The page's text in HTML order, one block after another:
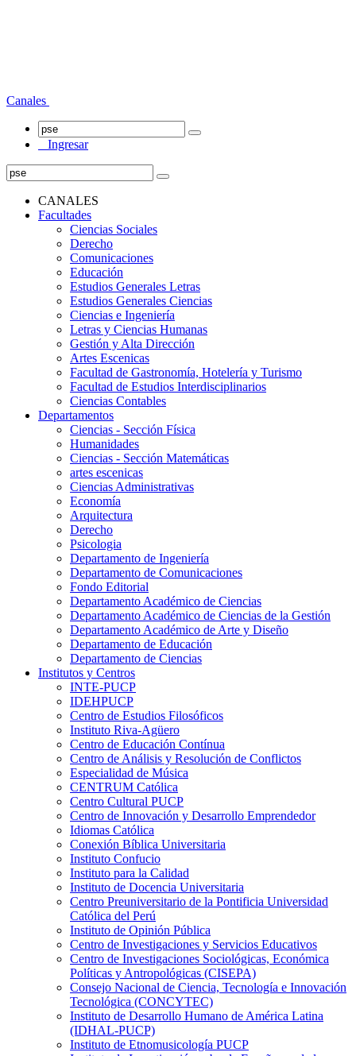
Canales
Ingresar
CANALES
Facultades
Ciencias Sociales
Derecho
Comunicaciones
Educación
Estudios Generales Letras
Estudios Generales Ciencias
Ciencias e Ingeniería
Letras y Ciencias Humanas
Gestión y Alta Dirección
Artes Escenicas
Facultad de Gastronomía, Hotelería y Turismo
Facultad de Estudios Interdisciplinarios
Ciencias Contables
Departamentos
Ciencias - Sección Física
Humanidades
Ciencias - Sección Matemáticas
artes escenicas
Ciencias Administrativas
Economía
Arquitectura
Derecho
Psicologia
Departamento de Ingeniería
Departamento de Comunicaciones
Fondo Editorial
Departamento Académico de Ciencias
Departamento Académico de Ciencias de la Gestión
Departamento Académico de Arte y Diseño
Departamento de Educación
Departamento de Ciencias
Institutos y Centros
INTE-PUCP
IDEHPUCP
Centro de Estudios Filosóficos
Instituto Riva-Agüero
Centro de Educación Contínua
Centro de Análisis y Resolución de Conflictos
Especialidad de Música
CENTRUM Católica
Centro Cultural PUCP
Centro de Innovación y Desarrollo Emprendedor
Idiomas Católica
Conexión Bíblica Universitaria
Instituto Confucio
Instituto para la Calidad
Instituto de Docencia Universitaria
Centro Preuniversitario de la Pontificia Universidad
Católica del Perú
Instituto de Opinión Pública
Centro de Investigaciones y Servicios Educativos
Centro de Investigaciones Sociológicas, Económica
Políticas y Antropológicas (CISEPA)
Consejo Nacional de Ciencia, Tecnología e Innovación
Tecnológica (CONCYTEC)
Instituto de Desarrollo Humano de América Latina
(IDHAL-PUCP)
Instituto de Etnomusicología PUCP